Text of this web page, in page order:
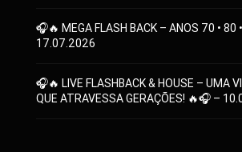
🎧🔥 MEGA FLASH BACK – ANOS 70 • 80
17.07.2026
🎧🔥 LIVE FLASHBACK & HOUSE – UMA
QUE ATRAVESSA GERAÇÕES! 🔥🎧 –